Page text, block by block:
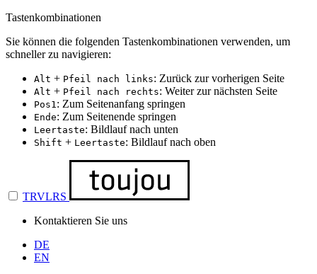
Tastenkombinationen
Sie können die folgenden Tastenkombinationen verwenden, um
schneller zu navigieren:
Alt + Pfeil nach links: Zurück zur vorherigen Seite
Alt + Pfeil nach rechts: Weiter zur nächsten Seite
Pos1: Zum Seitenanfang springen
Ende: Zum Seitenende springen
Leertaste: Bildlauf nach unten
Shift + Leertaste: Bildlauf nach oben
TRVLRS
Kontaktieren Sie uns
DE
EN